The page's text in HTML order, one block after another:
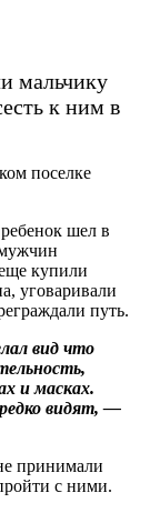
мальчику
к ним в
поселке
шел в
купили
уговаривали
путь.
вид что
и масках.
редко видят, —
принимали
с ними.